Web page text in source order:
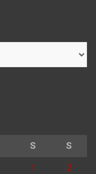
S S
1 2